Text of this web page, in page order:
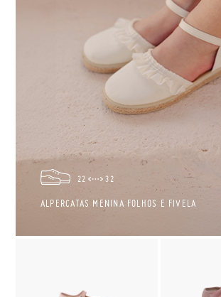
22 32
ALPERCATAS MENINA FOLHOS E FIVELA